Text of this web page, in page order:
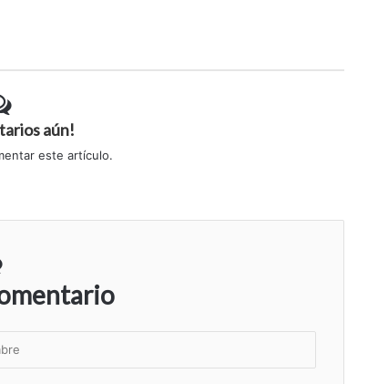
aún!
este artículo.